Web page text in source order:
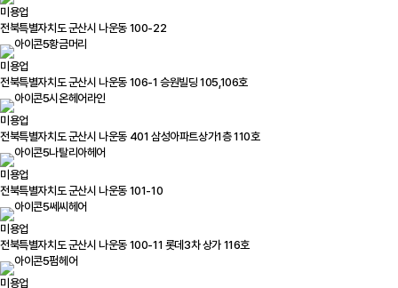
미용업
전북특별자치도 군산시 나운동 100-22
황금머리
미용업
전북특별자치도 군산시 나운동 106-1 승원빌딩 105,106호
시온헤어라인
미용업
전북특별자치도 군산시 나운동 401 삼성아파트상가1층 110호
나탈리아헤어
미용업
전북특별자치도 군산시 나운동 101-10
쎄씨헤어
미용업
전북특별자치도 군산시 나운동 100-11 롯데3차 상가 116호
펌헤어
미용업